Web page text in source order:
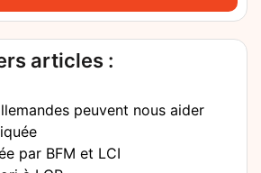
articles :
peuvent nous aider
par BFM et LCI